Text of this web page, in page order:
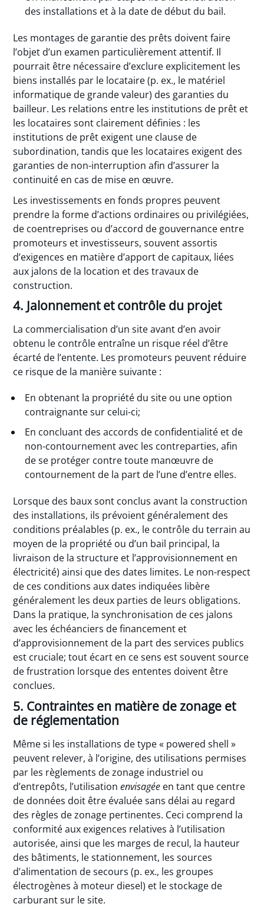
des installations et à la date de début du bail.
Les montages de garantie des prêts doivent faire
l’objet d’un examen particulièrement attentif. Il
pourrait être nécessaire d’exclure explicitement les
biens installés par le locataire (p. ex., le matériel
informatique de grande valeur) des garanties du
bailleur. Les relations entre les institutions de prêt et
les locataires sont clairement définies : les
institutions de prêt exigent une clause de
subordination, tandis que les locataires exigent des
garanties de non-interruption afin d’assurer la
continuité en cas de mise en œuvre.
Les investissements en fonds propres peuvent
prendre la forme d’actions ordinaires ou privilégiées,
de coentreprises ou d’accord de gouvernance entre
promoteurs et investisseurs, souvent assortis
d’exigences en matière d’apport de capitaux, liées
aux jalons de la location et des travaux de
construction.
4. Jalonnement et contrôle du projet
La commercialisation d’un site avant d’en avoir
obtenu le contrôle entraîne un risque réel d’être
écarté de l’entente. Les promoteurs peuvent réduire
ce risque de la manière suivante :
En obtenant la propriété du site ou une option
contraignante sur celui-ci;
En concluant des accords de confidentialité et de
non-contournement avec les contreparties, afin
de se protéger contre toute manœuvre de
contournement de la part de l’une d’entre elles.
Lorsque des baux sont conclus avant la construction
des installations, ils prévoient généralement des
conditions préalables (p. ex., le contrôle du terrain au
moyen de la propriété ou d’un bail principal, la
livraison de la structure et l’approvisionnement en
électricité) ainsi que des dates limites. Le non-respect
de ces conditions aux dates indiquées libère
généralement les deux parties de leurs obligations.
Dans la pratique, la synchronisation de ces jalons
avec les échéanciers de financement et
d’approvisionnement de la part des services publics
est cruciale; tout écart en ce sens est souvent source
de frustration lorsque des ententes doivent être
conclues.
5. Contraintes en matière de zonage et
de réglementation
Même si les installations de type « powered shell »
peuvent relever, à l’origine, des utilisations permises
par les règlements de zonage industriel ou
d’entrepôts, l’utilisationenvisagée en tant que centre
de données doit être évaluée sans délai au regard
des règles de zonage pertinentes. Ceci comprend la
conformité aux exigences relatives à l’utilisation
autorisée, ainsi que les marges de recul, la hauteur
des bâtiments, le stationnement, les sources
d’alimentation de secours (p. ex., les groupes
électrogènes à moteur diesel) et le stockage de
carburant sur le site.